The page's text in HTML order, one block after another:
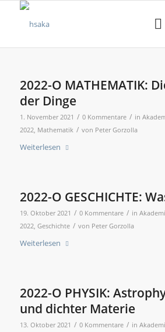
2022-O MATHEMATIK:
der Dinge
1. November 2021 / 0 Kommentare / in
2022, Mathematik / von Peter Gorzolla
Weiterlesen
2022-O GESCHICHTE:
19. Oktober 2021 / 0 Kommentare / in
2022, Geschichte / von Peter Gorzolla
Weiterlesen
2022-O PHYSIK:
und dichter Materie
13. Oktober 2021 / 0 Kommentare / in